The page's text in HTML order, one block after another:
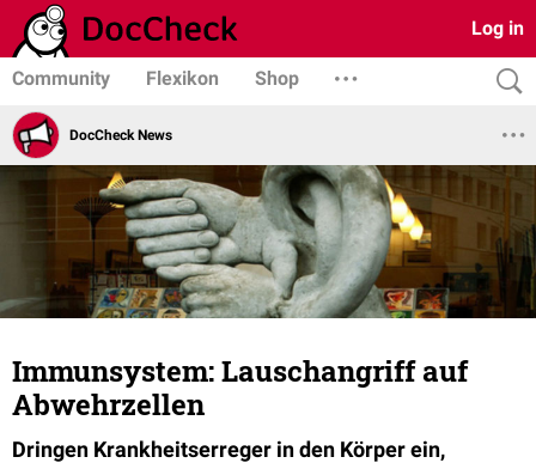
Log in
Community Flexikon Shop
DocCheck News
Immunsystem: Lauschangriff auf
Abwehrzellen
Dringen Krankheitserreger in den Körper ein,